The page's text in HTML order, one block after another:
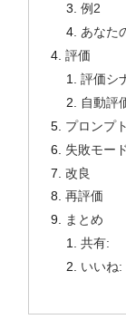
例2
あなた
評価
評価シ
自動評
プロンプ
失敗モー
改良
再評価
まとめ
共有:
いいね: